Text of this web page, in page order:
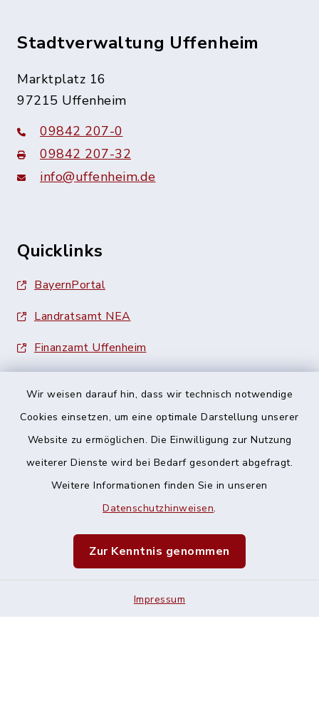
Wir weisen darauf hin, dass wir technisch notwendige
Cookies einsetzen, um eine optimale Darstellung unserer
Website zu ermöglichen. Die Einwilligung zur Nutzung
weiterer Dienste wird bei Bedarf gesondert abgefragt.
Weitere Informationen finden Sie in unseren
Datenschutzhinweisen.
Zur Kenntnis genommen
Impressum
Stadtverwaltung Uffenheim
Marktplatz 16
97215 Uffenheim
09842 207-0
09842 207-32
info@uffenheim.de
Quicklinks
BayernPortal
Landratsamt NEA
Finanzamt Uffenheim
Barrierefreiheit
Impressum
Sitemap